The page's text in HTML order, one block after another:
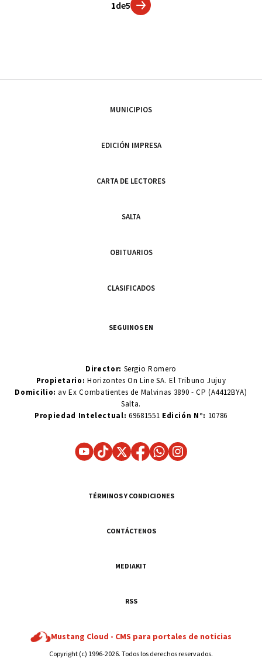
1de5
MUNICIPIOS
EDICIÓN IMPRESA
CARTA DE LECTORES
SALTA
OBITUARIOS
CLASIFICADOS
SEGUINOS EN
Director: Sergio Romero
Propietario:Horizontes On Line SA. El Tribuno Jujuy
Domicilio: av Ex Combatientes de Malvinas 3890 - CP (A4412BYA)
Salta.
Propiedad Intelectual: 69681551 Edición N°: 10786
TÉRMINOS Y CONDICIONES
CONTÁCTENOS
MEDIAKIT
RSS
Mustang Cloud - CMS para portales de noticias
Copyright (c) 1996-2026. Todos los derechos reservados.